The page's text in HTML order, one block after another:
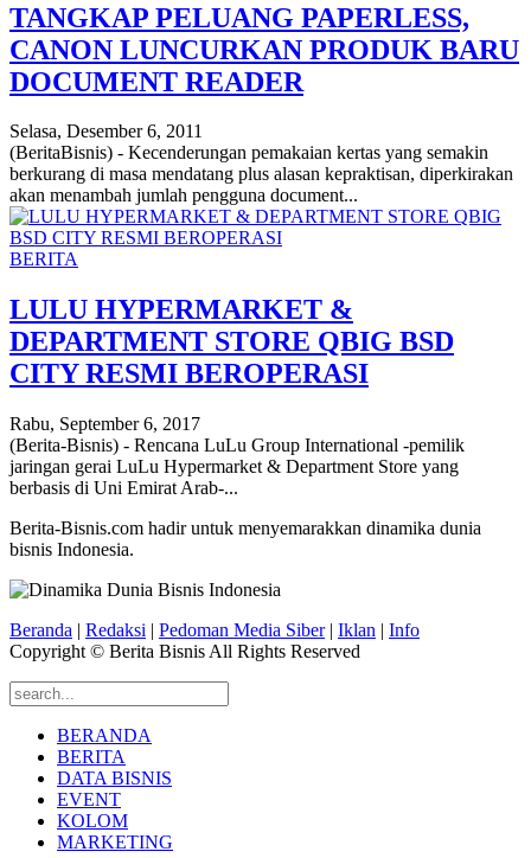
TANGKAP PELUANG PAPERLESS,
CANON LUNCURKAN PRODUK BARU
DOCUMENT READER
Selasa, Desember 6, 2011
(BeritaBisnis) - Kecenderungan pemakaian kertas yang semakin
berkurang di masa mendatang plus alasan kepraktisan, diperkirakan
akan menambah jumlah pengguna document...
BERITA
LULU HYPERMARKET &
DEPARTMENT STORE QBIG BSD
CITY RESMI BEROPERASI
Rabu, September 6, 2017
(Berita-Bisnis) - Rencana LuLu Group International -pemilik
jaringan gerai LuLu Hypermarket & Department Store yang
berbasis di Uni Emirat Arab-...
Berita-Bisnis.com hadir untuk menyemarakkan dinamika dunia
bisnis Indonesia.
Beranda | Redaksi | Pedoman Media Siber| Iklan | Info
Copyright © Berita Bisnis All Rights Reserved
BERANDA
BERITA
DATA BISNIS
EVENT
KOLOM
MARKETING